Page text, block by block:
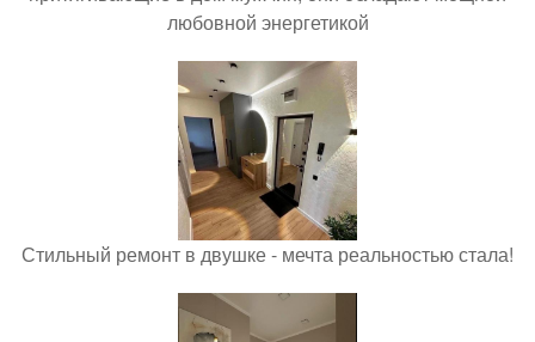
любовной энергетикой
Стильный ремонт в двушке - мечта реальностью стала!